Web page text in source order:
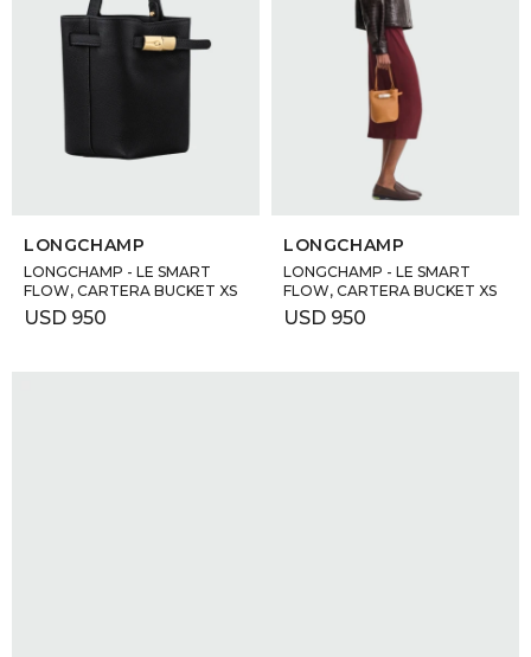
LONGCHAMP
LONGCHAMP - LE SMART
FLOW, CARTERA BUCKET XS
USD 950
SELECCIONAR TALLE
LONGCHAMP
LONGCHAMP - LE SMART
FLOW, CARTERA BUCKET XS
USD 950